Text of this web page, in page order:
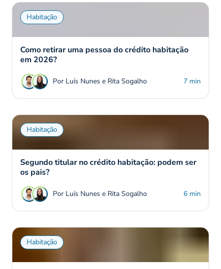
Habitação
Como retirar uma pessoa do crédito habitação
em 2026?
Por Luís Nunes e Rita Sogalho 7 min
Habitação
Segundo titular no crédito habitação: podem ser
os pais?
Por Luís Nunes e Rita Sogalho 6 min
Habitação